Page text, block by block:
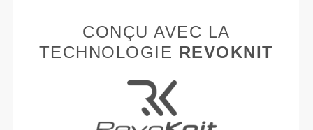
CONÇU AVEC LA
TECHNOLOGIE REVOKNIT